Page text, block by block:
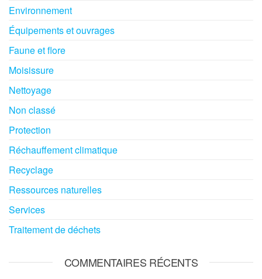
Environnement
Équipements et ouvrages
Faune et flore
Moisissure
Nettoyage
Non classé
Protection
Réchauffement climatique
Recyclage
Ressources naturelles
Services
Traitement de déchets
COMMENTAIRES RÉCENTS